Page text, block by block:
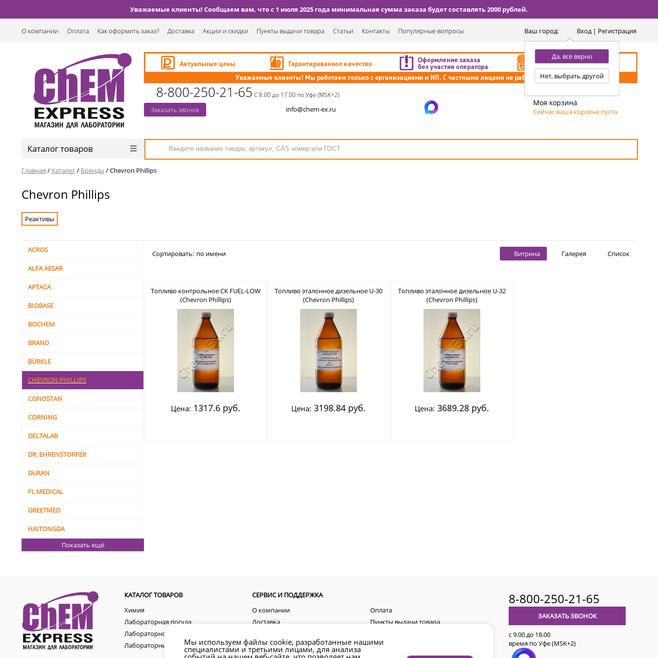
Уважаемые клиенты! Сообщаем вам, что с 1 июля 2025 года минимальная сумма заказа будет составлять 2000 рублей.
Ваш город:
Да, всё верно
Нет, выбрать другой
Вход | Регистрация
О компании Оплата Как оформить заказ? Доставка Акции и скидки Пункты выдачи товара Статьи Контакты Популярные вопросы
8-800-250-21-65 С 8.00 до 17.00 по Уфе (MSK+2)
Заказать звонок info@chem-ex.ru
Моя корзина
Сейчас ваша корзина пуста
Каталог товаров
Главная / Каталог/ Бренды /Chevron Phillips
Chevron Phillips
Реактивы
ACROS
ALFA AESAR
APTACA
BIOBASE
BOCHEM
BRAND
BÜRKLE
CHEVRON PHILLIPS
CONOSTAN
CORNING
DELTALAB
DR. EHRENSTORFER
DURAN
FL MEDICAL
GREETMED
HAITONGDA
Показать ещё
Список
Галерея
Витрина
Сортировать: по имени
Топливо контрольное CK FUEL-LOW
(Chevron Phillips)
Цена: 1317.6 руб.
Топливо эталонное дизельное U-30
(Chevron Phillips)
Цена: 3198.84 руб.
Топливо эталонное дизельное U-32
(Chevron Phillips)
Цена: 3689.28 руб.
КАТАЛОГ ТОВАРОВ
Химия
Лабораторная посуда
Лабораторное оборудование
Лабораторные аксессуары
СЕРВИС И ПОДДЕРЖКА
О компании
Оплата
Доставка
Пункты выдачи товара
Контакты
Как оформить заказ?
8-800-250-21-65
ЗАКАЗАТЬ ЗВОНОК
с 9.00 до 18.00
время по Уфе (MSK+2)
Мы используем файлы cookie, разработанные нашими
специалистами и третьими лицами, для анализа